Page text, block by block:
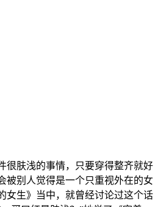
很肤浅的事情，只要穿得整齐就好
被别人觉得是一个只重视外在的女
女生》当中，就曾经讨论过这个话